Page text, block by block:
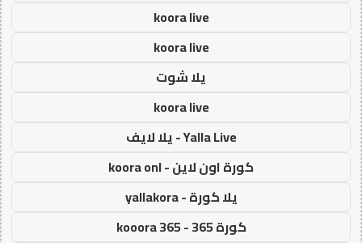
koora live
koora live
يلا شوت
koora live
Yalla Live - يلا لايف
كورة اون لاين - koora onl
يلا كورة - yallakora
كورة 365 - kooora 365